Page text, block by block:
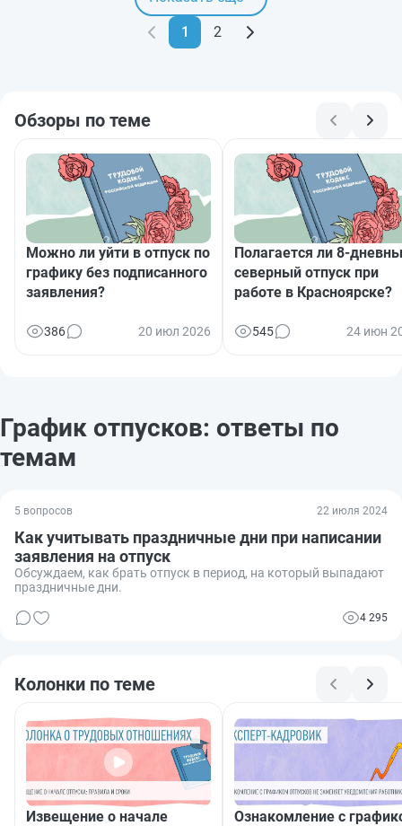
1 2
Обзоры по теме
Можно ли уйти в отпуск по
графику без подписанного
заявления?
386 20 июл 2026
Полагается ли
северный отпуск при
работе в Красноярске?
545 24 июн
График отпусков: ответы по
темам
5 вопросов 22 июля 2024
Как учитывать праздничные дни при написании
заявления на отпуск
Обсуждаем, как брать отпуск в период, на который выпадают
праздничные дни.
4 295
Колонки по теме
Извещение о начале
Ознакомление с